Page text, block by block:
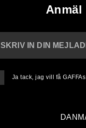
SKRIV IN DIN
Ja tack, jag vill få